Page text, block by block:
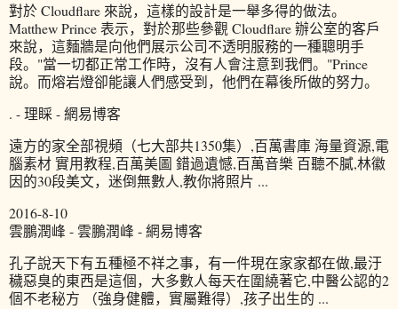
對於 Cloudflare 來說，這樣的設計是一舉多得的做法。
Matthew Prince 表示，對於那些參觀 Cloudflare 辦公室的客戶
來說，這麵牆是向他們展示公司不透明服務的一種聰明手
段。"當一切都正常工作時，沒有人會注意到我們。"Prince
說。而熔岩燈卻能讓人們感受到，他們在幕後所做的努力。
. - 理睬 - 網易博客
遠方的家全部視頻（七大部共1350集）,百萬書庫 海量資源,電
腦素材 實用教程,百萬美圖 錯過遺憾,百萬音樂 百聽不膩,林徽
因的30段美文，迷倒無數人,教你將照片 ...
2016-8-10
雲鵬潤峰 - 雲鵬潤峰 - 網易博客
孔子說天下有五種極不祥之事，有一件現在家家都在做,最汙
穢惡臭的東西是這個，大多數人每天在圍繞著它,中醫公認的2
個不老秘方 （強身健體，實屬難得）,孩子出生的 ...